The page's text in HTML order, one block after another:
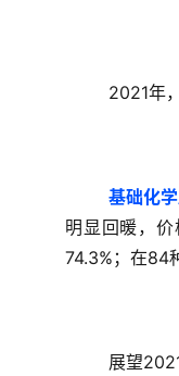
2021年
基础化学
明显回暖，
74.3%；在84
展望